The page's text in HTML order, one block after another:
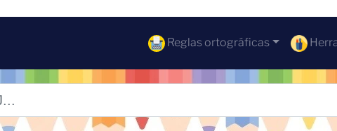
Reglas ortográficas